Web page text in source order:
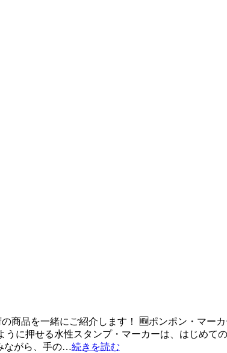
商品を一緒にご紹介します！ 🆕ポンポン・マー
うに押せる水性スタンプ・マーカーは、はじめ
ながら、手の…続きを読む